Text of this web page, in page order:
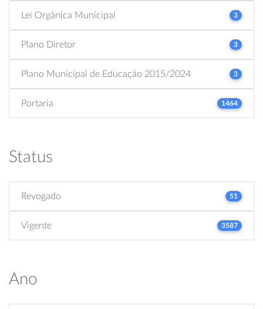
Lei Orgânica Municipal 3
Plano Diretor 3
Plano Municipal de Educação 2015/2024 3
Portaria 1464
Status
Revogado 51
Vigente 3587
Ano